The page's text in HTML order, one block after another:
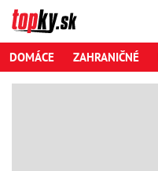
DOMÁCE ZAHRANIČNÉ